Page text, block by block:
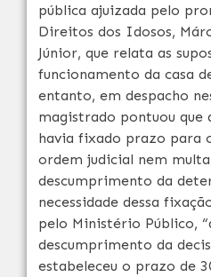
pública ajuizada pelo
Direitos dos Idosos,
Júnior, que relata as
funcionamento da casa
entanto, em despacho
magistrado pontuou que
havia fixado prazo para
ordem judicial nem
descumprimento da
necessidade dessa
pelo Ministério Público,
descumprimento da
estabeleceu o prazo de